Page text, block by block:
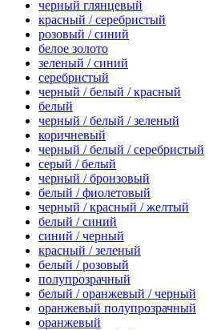
черный глянцевый
красный / серебристый
розовый / синий
белое золото
зеленый / синий
серебристый
черный / белый / красный
белый
черный / белый / зеленый
коричневый
черный / белый / серебристый
серый / белый
черный / бронзовый
белый / фиолетовый
черный / красный / желтый
белый / синий
синий / черный
красный / зеленый
белый / розовый
полупрозрачный
белый / оранжевый / черный
оранжевый полупрозрачный
оранжевый